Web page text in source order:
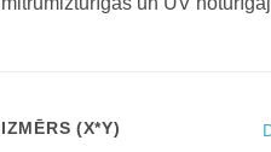
IZMĒRS (X*Y)